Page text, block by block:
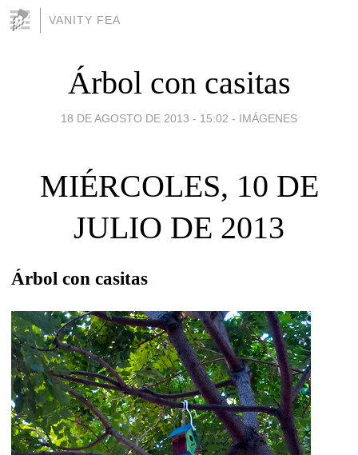
VANITY FEA
Árbol con casitas
18 DE AGOSTO DE 2013 - 15:02 - IMÁGENES
MIÉRCOLES, 10 DE
JULIO DE 2013
Árbol con casitas